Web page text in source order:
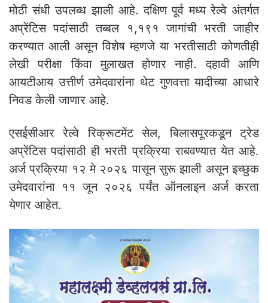
मोठी संधी उपलब्ध झाली आहे. दक्षिण पूर्व मध्य रेल्वे अंतर्गत
अप्रेंटिस पदांसाठी तब्बल १,१९१ जागांची भरती जाहीर
करण्यात आली असून विशेष म्हणजे या भरतीसाठी कोणतीही
लेखी परीक्षा किंवा मुलाखत होणार नाही. दहावी आणि
आयटीआय उत्तीर्ण उमेदवारांना थेट गुणवत्ता यादीच्या आधारे
निवड केली जाणार आहे.
एसईसीआर रेल्वे रिक्रूटमेंट सेल, बिलासपूरकडून ट्रेड
अप्रेंटिस पदांसाठी ही भरती प्रक्रिया राबवण्यात येत आहे.
अर्ज प्रक्रिया १२ मे २०२६ पासून सुरू झाली असून इच्छुक
उमेदवारांना ११ जून २०२६ पर्यंत ऑनलाइन अर्ज करता
येणार आहेत.